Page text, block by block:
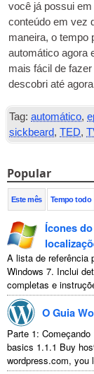
você já possui
conteúdo em vez
maneira, o tempo
automático agora
mais fácil de
descobri até
Tag: automático,
sickbeard,TED,
Popular
Este mês Tempo todo
Ícones
A lista de referência
Windows 7. Inclui
completas e
O Guia
Parte 1: Começando
basics 1.1.1 Buy
wordpress.com, you